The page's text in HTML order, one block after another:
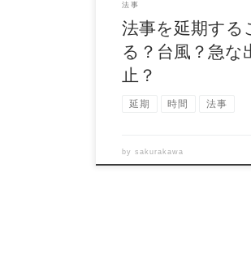
法事
法事を延期する
る？台風？急な
止？
延期 時間 法事
bysakurakawa